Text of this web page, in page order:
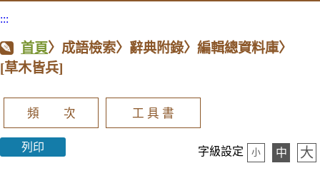
:::
首頁〉成語檢索〉辭典附錄〉編輯總資料庫〉
[草木皆兵]
頻 次 工 具 書
列印 字級設定 小 中 大